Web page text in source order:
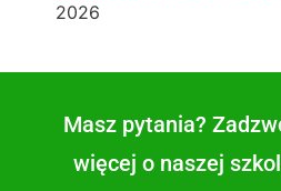
2026
Masz pytania?
więcej o naszej